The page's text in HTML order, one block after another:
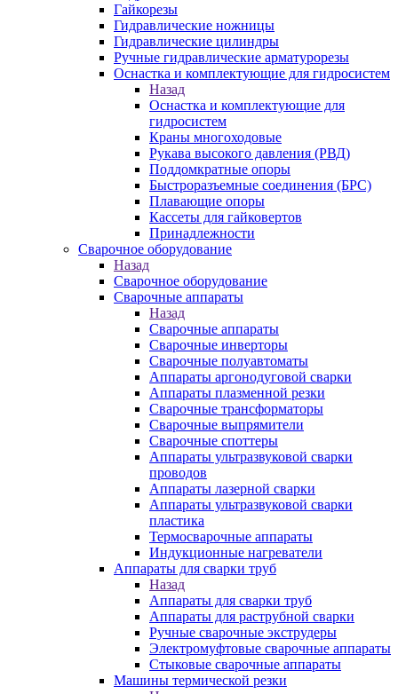
Гайкорезы
Гидравлические ножницы
Гидравлические цилиндры
Ручные гидравлические арматурорезы
Оснастка и комплектующие для гидросистем
Назад
Оснастка и комплектующие для
гидросистем
Краны многоходовые
Рукава высокого давления (РВД)
Поддомкратные опоры
Быстроразъемные соединения (БРС)
Плавающие опоры
Кассеты для гайковертов
Принадлежности
Сварочное оборудование
Назад
Сварочное оборудование
Сварочные аппараты
Назад
Сварочные аппараты
Сварочные инверторы
Сварочные полуавтоматы
Аппараты аргонодуговой сварки
Аппараты плазменной резки
Сварочные трансформаторы
Сварочные выпрямители
Сварочные споттеры
Аппараты ультразвуковой сварки
проводов
Аппараты лазерной сварки
Аппараты ультразвуковой сварки
пластика
Термосварочные аппараты
Индукционные нагреватели
Аппараты для сварки труб
Назад
Аппараты для сварки труб
Аппараты для раструбной сварки
Ручные сварочные экструдеры
Электромуфтовые сварочные аппараты
Стыковые сварочные аппараты
Машины термической резки